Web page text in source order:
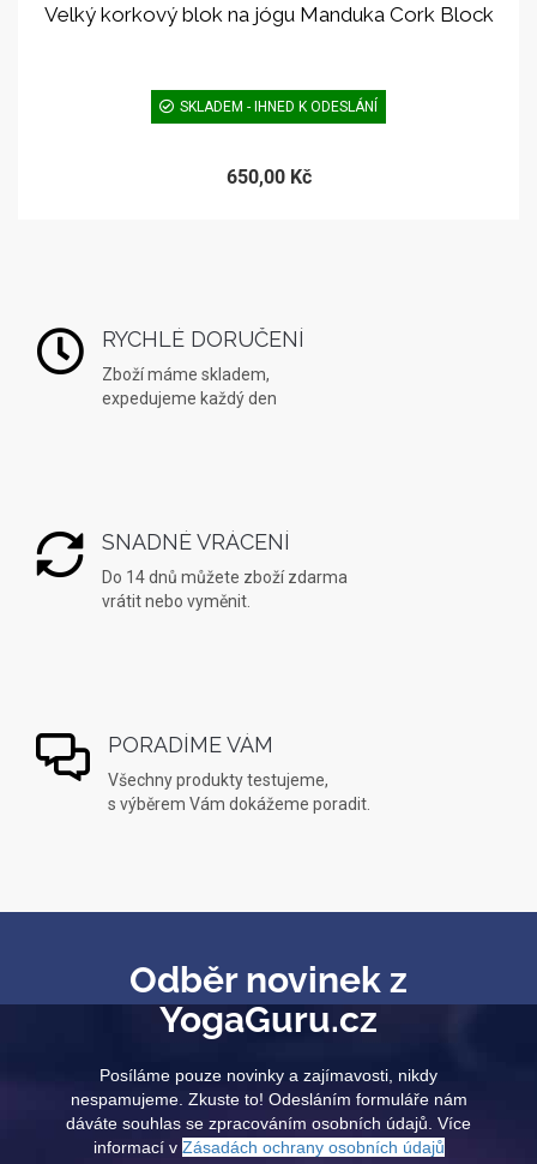
Velký korkový blok na jógu Manduka Cork Block
SKLADEM - IHNED K ODESLÁNÍ
650,00 Kč
RYCHLÉ DORUČENÍ
Zboží máme skladem,
expedujeme každý den
SNADNÉ VRÁCENÍ
Do 14 dnů můžete zboží zdarma
vrátit nebo vyměnit.
PORADÍME VÁM
Všechny produkty testujeme,
s výběrem Vám dokážeme poradit.
Odběr novinek z
YogaGuru.cz
Posíláme pouze novinky a zajímavosti, nikdy
nespamujeme. Zkuste to! Odesláním formuláře nám
dáváte souhlas se zpracováním osobních údajů. Více
informací v Zásadách ochrany osobních údajů